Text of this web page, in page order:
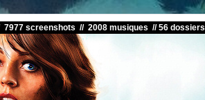
screenshots // 2008 musiques // 56 dossiers